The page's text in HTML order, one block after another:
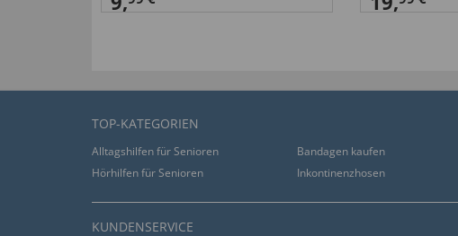
TOP-KATEGORIEN
Alltagshilfen für Senioren Bandagen kaufen
Hörhilfen für Senioren
Inkontinenzhosen
KUNDENSERVICE